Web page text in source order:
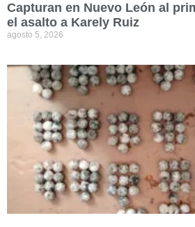
Capturan en Nuevo León al
el asalto a Karely Ruiz
agosto 5, 2026